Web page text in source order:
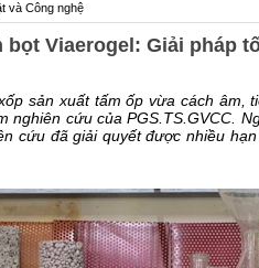
và Công nghệ
Viaerogel: Giải pháp
sản xuất tấm ốp vừa cách âm,
nghiên cứu của PGS.TS.GVCC.
cứu đã giải quyết được nhiều